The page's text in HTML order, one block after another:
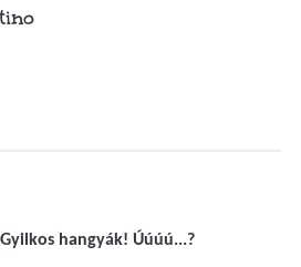
Gyilkos hangyák! Úúúú...?